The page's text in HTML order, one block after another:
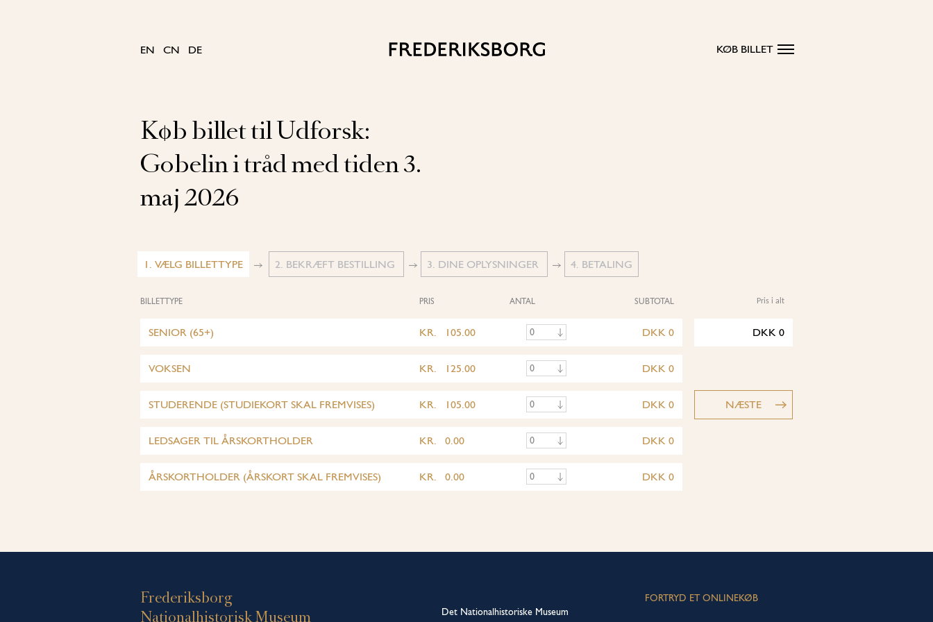
KØB BILLET
EN CN DE
Køb billet til Udforsk:
Gobelin i tråd med tiden 3.
maj 2026
1. VÆLG BILLETTYPE 2. BEKRÆFT BESTILLING 3. DINE OPLYSNINGER 4. BETALING
BILLETTYPE PRIS ANTAL SUBTOTAL
SENIOR (65+) KR. 105.00 DKK 0
VOKSEN KR. 125.00 DKK 0
STUDERENDE (STUDIEKORT SKAL FREMVISES) KR. 105.00 DKK 0
LEDSAGER TIL ÅRSKORTHOLDER KR. 0.00 DKK 0
ÅRSKORTHOLDER (ÅRSKORT SKAL FREMVISES) KR. 0.00 DKK 0
Pris i alt
DKK 0
NÆSTE
Frederiksborg
Nationalhistorisk Museum
Det Nationalhistoriske Museum
FORTRYD ET ONLINEKØB